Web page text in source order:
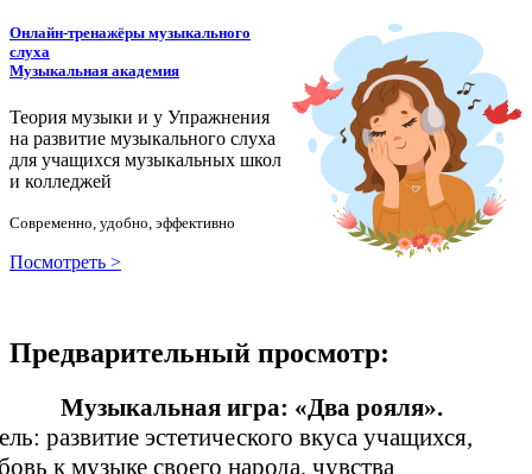
Онлайн-тренажёры музыкального
слуха
Музыкальная академия
Теория музыки и у Упражнения
на развитие музыкального слуха
для учащихся музыкальных школ
и колледжей
Современно, удобно, эффективно
Посмотреть >
Предварительный просмотр:
Музыкальная игра: «Два рояля».
развитие эстетического вкуса учащихся,
к музыке своего народа, чувства